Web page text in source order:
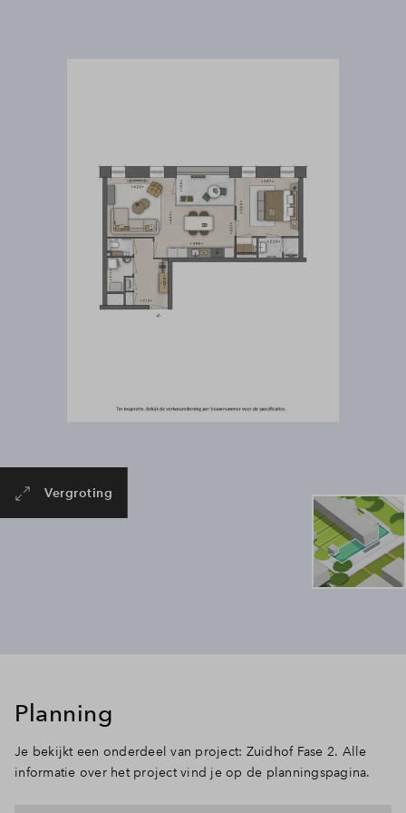
Vergroting
Planning
Je bekijkt een onderdeel van project: Zuidhof Fase 2. Alle
informatie over het project vind je op de planningspagina.